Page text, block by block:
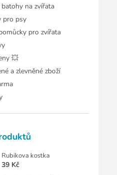
batohy na zvířata
pro psy
pro zvířata
💥
a zlevněné zboží
Rubikova kostka
39 Kč